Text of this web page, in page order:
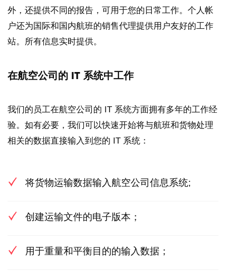
外，还提供不同的报告，可用于您的日常工作。个人帐
户还为国际和国内航班的销售代理提供用户友好的工作
站。所有信息实时提供。
在航空公司的 IT 系统中工作
我们的员工在航空公司的 IT 系统方面拥有多年的工作经
验。如有必要，我们可以快速开始将与航班和货物处理
相关的数据直接输入到您的 IT 系统：
将货物运输数据输入航空公司信息系统;
创建运输文件的电子版本；
用于重量和平衡目的的输入数据；